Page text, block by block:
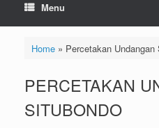
Menu
Home» Percetakan Undangan
PERCETAKAN
SITUBONDO